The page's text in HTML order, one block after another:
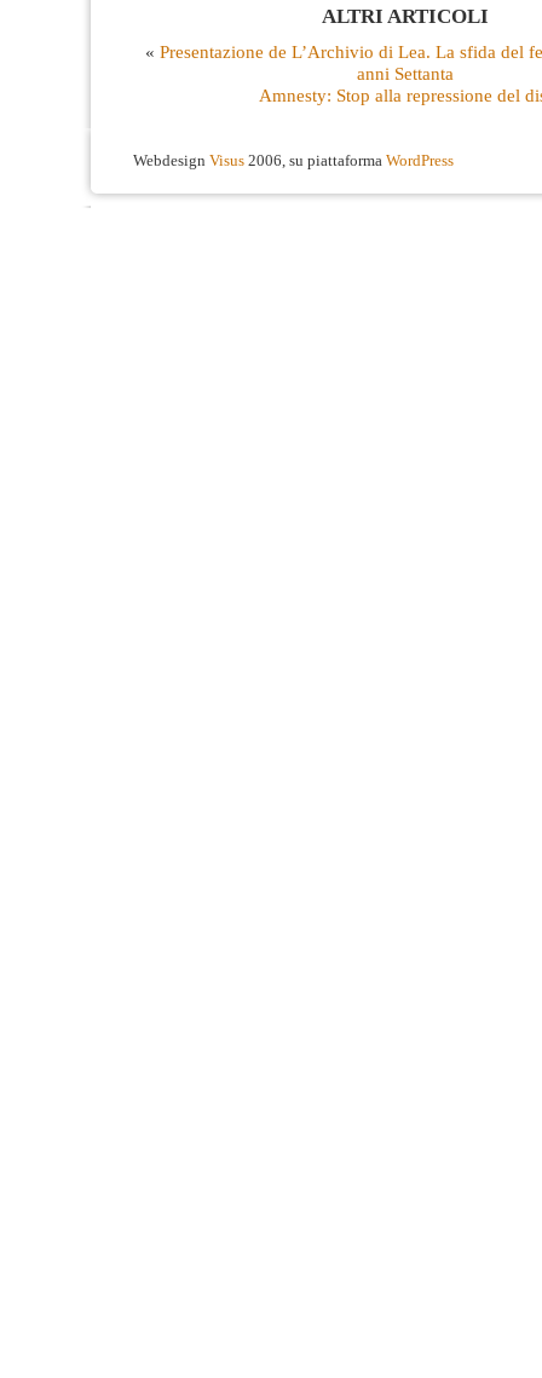
ALTRI ARTICOLI
« Presentazione de L’Archivio di Lea. La sfida del
anni Settanta
Amnesty: Stop alla repressione del
Webdesign Visus 2006, su piattaforma WordPress